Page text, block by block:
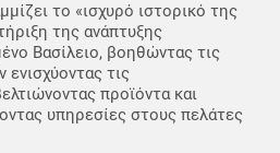
το «ισχυρό ιστορικό της
της ανάπτυξης
Βασίλειο, βοηθώντας τις
ενισχύοντας τις
προϊόντα και
υπηρεσίες στους πελάτες